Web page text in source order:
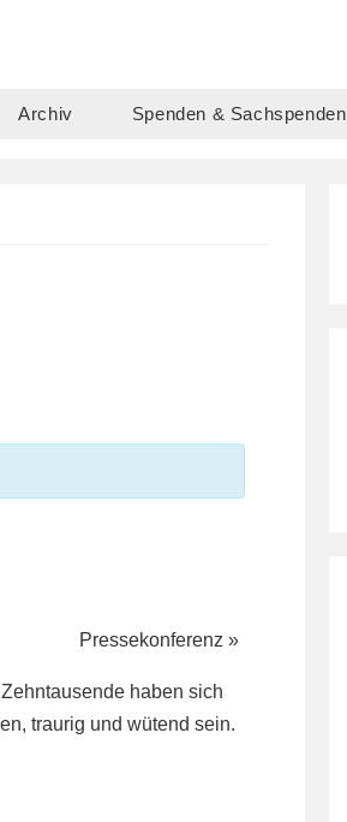
Archiv Spenden & Sachspenden
Pressekonferenz »
haben sich
traurig und wütend sein.